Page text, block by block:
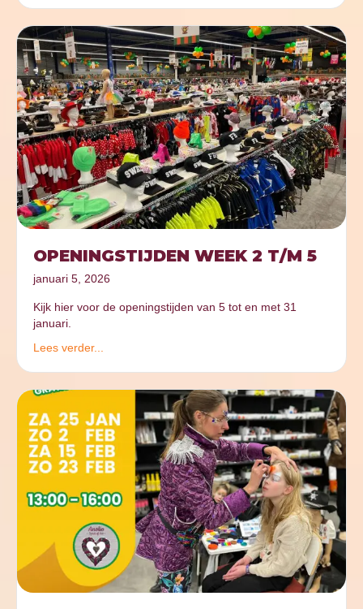
OPENINGSTIJDEN WEEK 2 T/M 5
januari 5, 2026
Kijk hier voor de openingstijden van 5 tot en met 31
januari.
Lees verder...